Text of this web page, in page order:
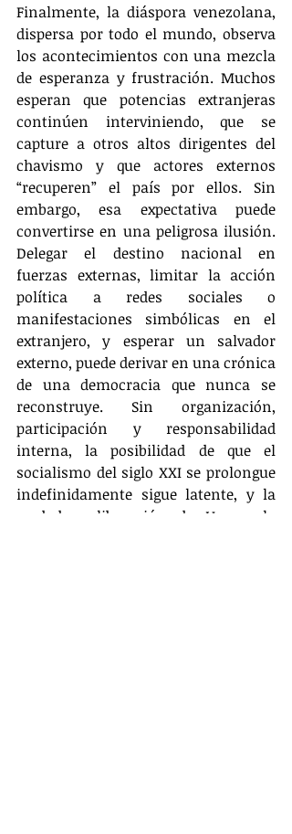
Finalmente, la diáspora venezolana,
dispersa por todo el mundo, observa
los acontecimientos con una mezcla
de esperanza y frustración. Muchos
esperan que potencias extranjeras
continúen interviniendo, que se
capture a otros altos dirigentes del
chavismo y que actores externos
“recuperen” el país por ellos. Sin
embargo, esa expectativa puede
convertirse en una peligrosa ilusión.
Delegar el destino nacional en
fuerzas externas, limitar la acción
política a redes sociales o
manifestaciones simbólicas en el
extranjero, y esperar un salvador
externo, puede derivar en una crónica
de una democracia que nunca se
reconstruye. Sin organización,
participación y responsabilidad
interna, la posibilidad de que el
socialismo del siglo XXI se prolongue
indefinidamente sigue latente, y la
verdadera liberación de Venezuela